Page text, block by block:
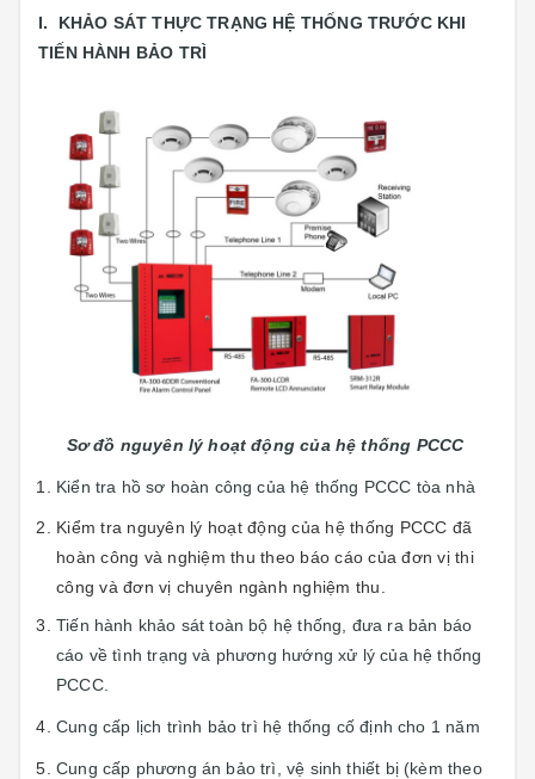
I. KHẢO SÁT THỰC TRẠNG HỆ THỐNG TRƯỚC KHI
TIẾN HÀNH BẢO TRÌ
Sơ đồ nguyên lý hoạt động của hệ thống PCCC
Kiển tra hồ sơ hoàn công của hệ thống PCCC tòa nhà
Kiểm tra nguyên lý hoạt động của hệ thống PCCC đã
hoàn công và nghiệm thu theo báo cáo của đơn vị thi
công và đơn vị chuyên ngành nghiệm thu.
Tiến hành khảo sát toàn bộ hệ thống, đưa ra bản báo
cáo về tình trạng và phương hướng xử lý của hệ thống
PCCC.
Cung cấp lịch trình bảo trì hệ thống cố định cho 1 năm
Cung cấp phương án bảo trì, vệ sinh thiết bị (kèm theo